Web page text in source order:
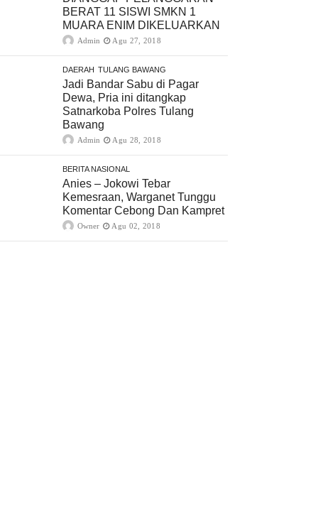
BERAT 11 SISWI SMKN 1
MUARA ENIM DIKELUARKAN
Admin Agu 27, 2018
DAERAH TULANG BAWANG
Jadi Bandar Sabu di Pagar
Dewa, Pria ini ditangkap
Satnarkoba Polres Tulang
Bawang
Admin Agu 28, 2018
BERITA NASIONAL
Anies – Jokowi Tebar
Kemesraan, Warganet Tunggu
Komentar Cebong Dan Kampret
Owner Agu 02, 2018